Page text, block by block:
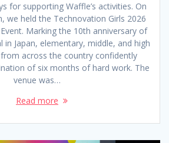
for supporting Waffle’s activities. On
we held the Technovation Girls 2026
Marking the 10th anniversary of
in Japan, elementary, middle, and high
across the country confidently
of six months of hard work. The
venue was…
Read more